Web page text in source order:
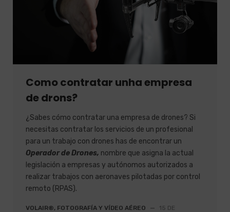
Como contratar unha empresa
de drons?
¿Sabes cómo contratar una empresa de drones? Si
necesitas contratar los servicios de un profesional
para un trabajo con drones has de encontrar un
Operador de Drones, nombre que asigna la actual
legislación a empresas y autónomos autorizados a
realizar trabajos con aeronaves pilotadas por control
remoto (RPAS).
VOLAIR®, FOTOGRAFÍA Y VÍDEO AÉREO —
15 DE